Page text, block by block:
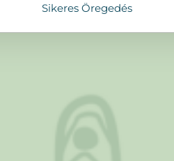
Sikeres Öregedés